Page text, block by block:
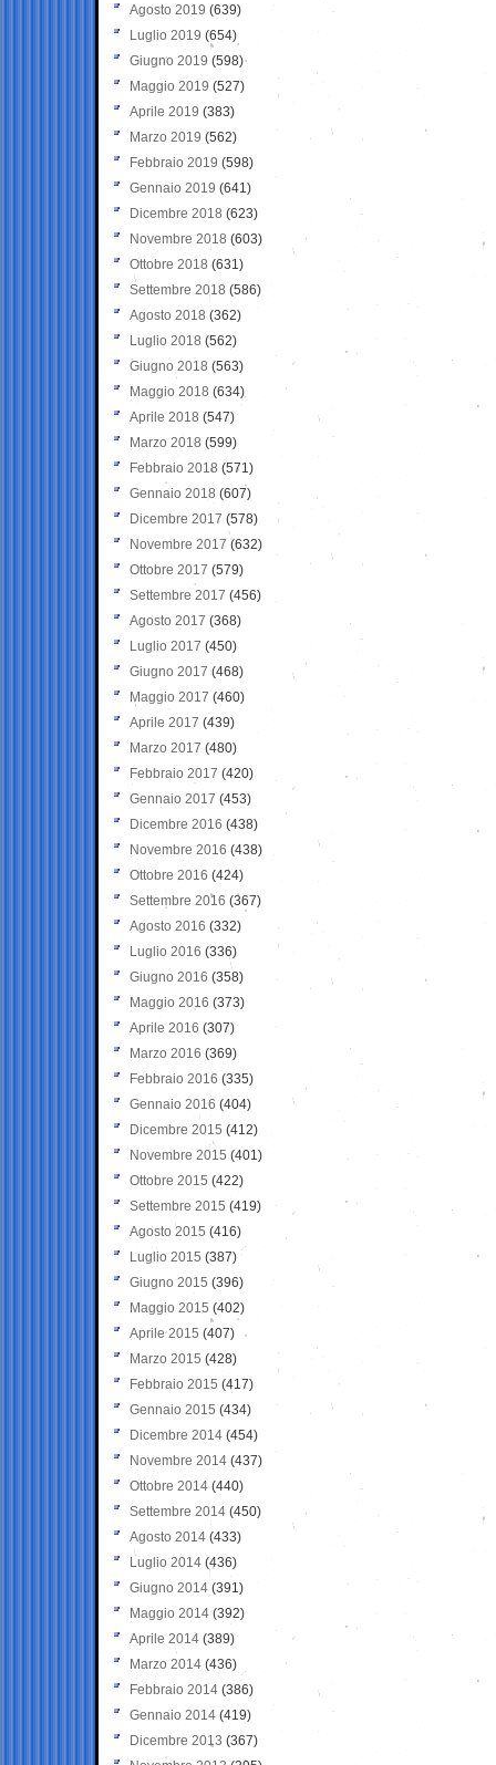
Agosto 2019 (639)
Luglio 2019 (654)
Giugno 2019 (598)
Maggio 2019 (527)
Aprile 2019 (383)
Marzo 2019 (562)
Febbraio 2019 (598)
Gennaio 2019 (641)
Dicembre 2018 (623)
Novembre 2018 (603)
Ottobre 2018 (631)
Settembre 2018 (586)
Agosto 2018 (362)
Luglio 2018 (562)
Giugno 2018 (563)
Maggio 2018 (634)
Aprile 2018 (547)
Marzo 2018 (599)
Febbraio 2018 (571)
Gennaio 2018 (607)
Dicembre 2017 (578)
Novembre 2017 (632)
Ottobre 2017 (579)
Settembre 2017 (456)
Agosto 2017 (368)
Luglio 2017 (450)
Giugno 2017 (468)
Maggio 2017 (460)
Aprile 2017 (439)
Marzo 2017 (480)
Febbraio 2017 (420)
Gennaio 2017 (453)
Dicembre 2016 (438)
Novembre 2016 (438)
Ottobre 2016 (424)
Settembre 2016 (367)
Agosto 2016 (332)
Luglio 2016 (336)
Giugno 2016 (358)
Maggio 2016 (373)
Aprile 2016 (307)
Marzo 2016 (369)
Febbraio 2016 (335)
Gennaio 2016 (404)
Dicembre 2015 (412)
Novembre 2015 (401)
Ottobre 2015 (422)
Settembre 2015 (419)
Agosto 2015 (416)
Luglio 2015 (387)
Giugno 2015 (396)
Maggio 2015 (402)
Aprile 2015 (407)
Marzo 2015 (428)
Febbraio 2015 (417)
Gennaio 2015 (434)
Dicembre 2014 (454)
Novembre 2014 (437)
Ottobre 2014 (440)
Settembre 2014 (450)
Agosto 2014 (433)
Luglio 2014 (436)
Giugno 2014 (391)
Maggio 2014 (392)
Aprile 2014 (389)
Marzo 2014 (436)
Febbraio 2014 (386)
Gennaio 2014 (419)
Dicembre 2013 (367)